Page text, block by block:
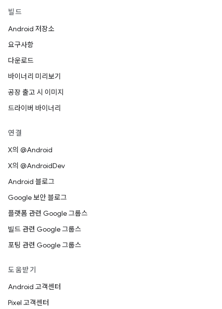
빌드
Android 저장소
요구사항
다운로드
바이너리 미리보기
공장 출고 시 이미지
드라이버 바이너리
연결
X의 @Android
X의 @AndroidDev
Android 블로그
Google 보안 블로그
플랫폼 관련 Google 그룹스
빌드 관련 Google 그룹스
포팅 관련 Google 그룹스
도움받기
Android 고객센터
Pixel 고객센터